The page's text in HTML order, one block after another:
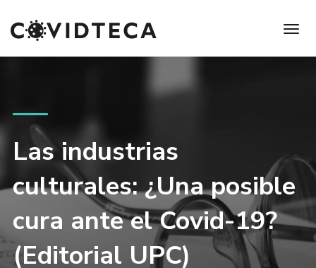
Las industrias
culturales: ¿Una posible
cura ante el Covid-19?
(Editorial UPC)